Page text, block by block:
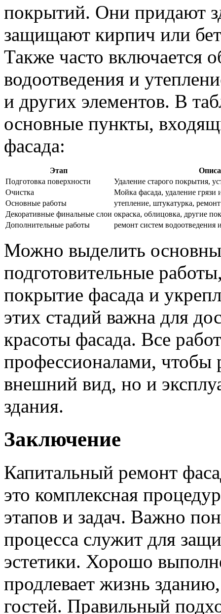
покрытий. Они придают
защищают кирпич или
Также часто включается
водоотведения и
и других элементов. В
основные пункты,
фасада:
Этап
Подготовка поверхности
Удаление старого покрытия,
Очистка
Мойка фасада, удаление грязи
Основные работы
утепление, штукатурка,
Декоративные финальные слои окраска, облицовка, другие
Дополнительные работы
ремонт систем водоотведения
Можно выделить
подготовительные
покрытие фасада и
этих стадий важна для
красоты фасада. Все
профессионалами, чтобы
внешний вид, но и
здания.
Заключение
Капитальный ремонт
это комплексная
этапов и задач. Важно
процесса служит для
эстетики. Хорошо
продлевает жизнь
гостей. Правильный